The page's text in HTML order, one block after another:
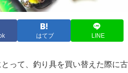
はてブ LINE
って、釣り具を買い替えた際に古